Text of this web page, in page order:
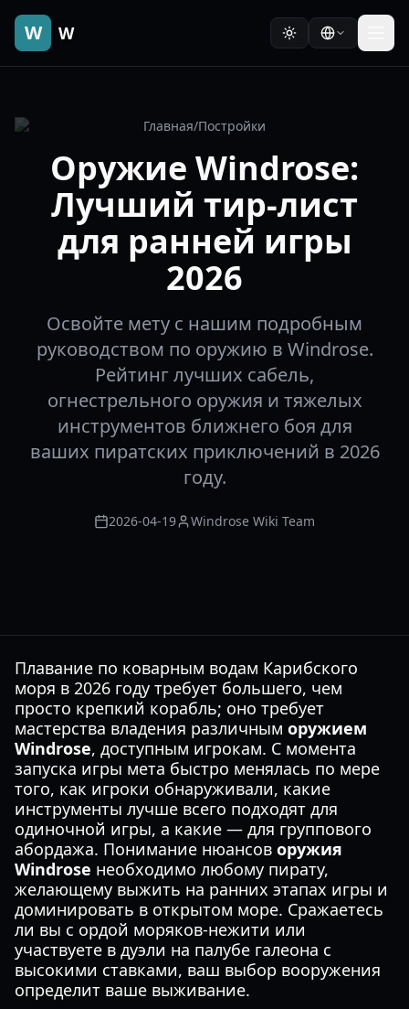
W W
Главная/Постройки
Оружие Windrose:
Лучший тир-лист
для ранней игры
2026
Освойте мету с нашим подробным
руководством по оружию в Windrose.
Рейтинг лучших сабель,
огнестрельного оружия и тяжелых
инструментов ближнего боя для
ваших пиратских приключений в 2026
году.
2026-04-19 Windrose Wiki Team
Плавание по коварным водам Карибского
моря в 2026 году требует большего, чем
просто крепкий корабль; оно требует
мастерства владения различным оружием
Windrose, доступным игрокам. С момента
запуска игры мета быстро менялась по мере
того, как игроки обнаруживали, какие
инструменты лучше всего подходят для
одиночной игры, а какие — для группового
абордажа. Понимание нюансов оружия
Windrose необходимо любому пирату,
желающему выжить на ранних этапах игры и
доминировать в открытом море. Сражаетесь
ли вы с ордой моряков-нежити или
участвуете в дуэли на палубе галеона с
высокими ставками, ваш выбор вооружения
определит ваше выживание.